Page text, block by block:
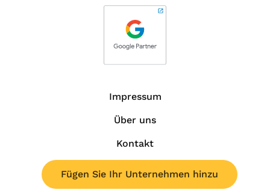
Impressum
Über uns
Kontakt
Fügen Sie Ihr Unternehmen hinzu